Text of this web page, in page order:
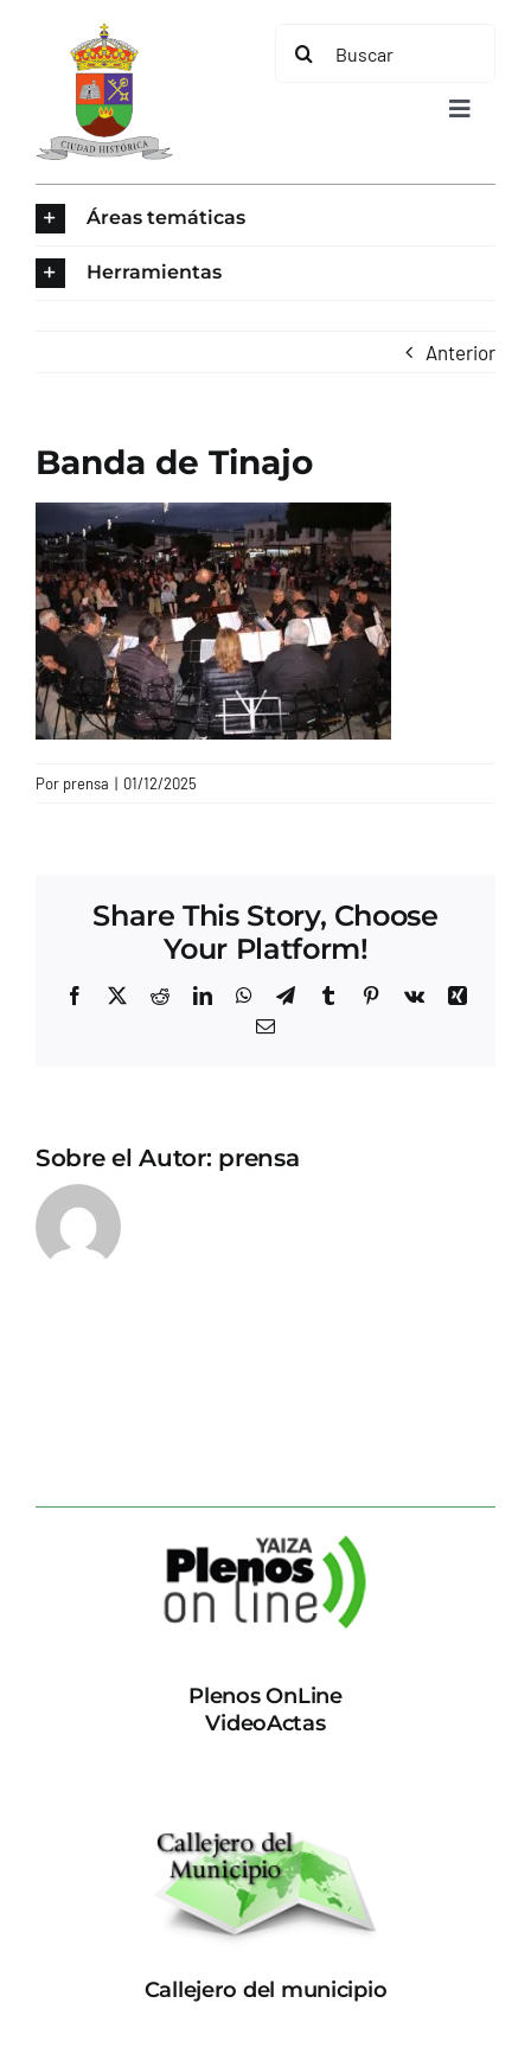
contenido
Buscar:
Toggle
CONTACTO
Áreas temáticas
Herramientas
Anterior
Banda de Tinajo
Por prensa | 01/12/2025
Share This Story, Choose
Your Platform!
Facebook
X RedditLinkedInWhatsApp
TelegramTumblrPinterest
Vk
Xing
Correo
Sobre el Autor: prensa
Plenos OnLine
VideoActas
Callejero del municipio